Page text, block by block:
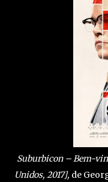
Suburbicon – Bem-
Unidos, 2017], de